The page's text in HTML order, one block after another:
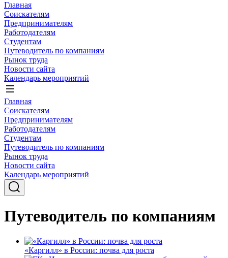
Главная
Соискателям
Предпринимателям
Работодателям
Студентам
Путеводитель по компаниям
Рынок труда
Новости сайта
Календарь мероприятий
Главная
Соискателям
Предпринимателям
Работодателям
Студентам
Путеводитель по компаниям
Рынок труда
Новости сайта
Календарь мероприятий
Путеводитель по компаниям
«Каргилл» в России: почва для роста